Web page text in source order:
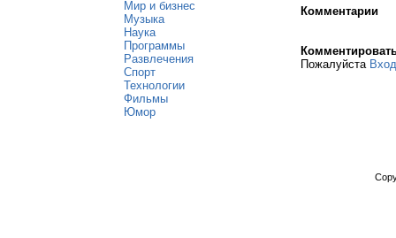
Мир и бизнес
Музыка
Наука
Программы
Развлечения
Спорт
Технологии
Фильмы
Юмор
Комментарии
Пожалуйста Вход